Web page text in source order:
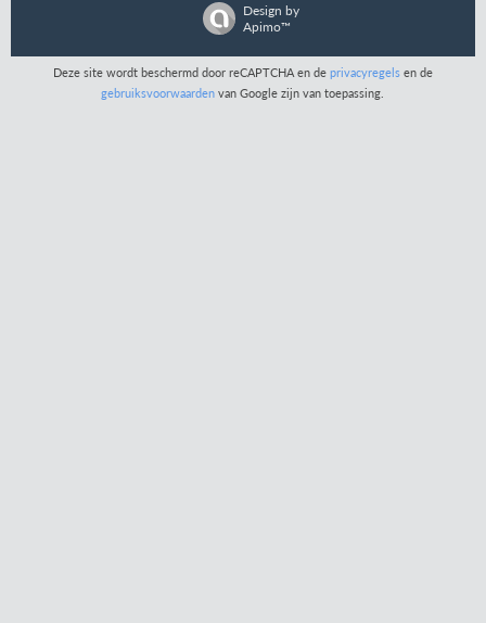
Design by
Apimo™
Deze site wordt beschermd door reCAPTCHA en de privacyregels en de
gebruiksvoorwaarden van Google zijn van toepassing.